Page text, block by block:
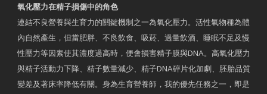
氧化壓力在精子損傷中的角色
連結不良營養與生育力的關鍵機制之一為氧化壓力。活性氧物種為體
內自然產生，但當肥胖、不良飲食、吸菸、過量飲酒、睡眠不足及慢
性壓力等因素使其濃度過高時，便會損害精子膜與DNA。高氧化壓力
與精子活動力下降、精子數量減少、精子DNA碎片化加劇、胚胎品質
變差及著床率降低有關。身為生育營養師，我的優先任務之一，即是